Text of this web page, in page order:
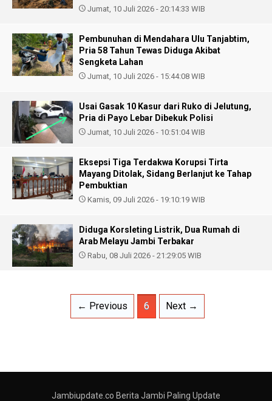
Jumat, 10 Juli 2026 - 20:14:33 WIB
Pembunuhan di Mendahara Ulu Tanjabtim,
Pria 58 Tahun Tewas Diduga Akibat
Sengketa Lahan
Jumat, 10 Juli 2026 - 15:44:08 WIB
Usai Gasak 10 Kasur dari Ruko di Jelutung,
Pria di Payo Lebar Dibekuk Polisi
Jumat, 10 Juli 2026 - 10:51:04 WIB
Eksepsi Tiga Terdakwa Korupsi Tirta
Mayang Ditolak, Sidang Berlanjut ke Tahap
Pembuktian
Kamis, 09 Juli 2026 - 19:10:19 WIB
Diduga Korsleting Listrik, Dua Rumah di
Arab Melayu Jambi Terbakar
Rabu, 08 Juli 2026 - 21:29:05 WIB
← Previous 6 Next →
Jambiupdate.co Berita Jambi Paling Update